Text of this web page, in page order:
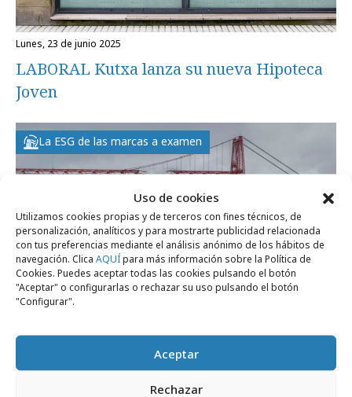
Uso de cookies
Utilizamos cookies propias y de terceros con fines técnicos, de
personalización, analíticos y para mostrarte publicidad relacionada
con tus preferencias mediante el análisis anónimo de los hábitos de
navegación. Clica AQUÍpara más información sobre la Política de
Cookies. Puedes aceptar todas las cookies pulsando el botón
"Aceptar" o configurarlas o rechazar su uso pulsando el botón
"Configurar".
Aceptar
Rechazar
lunes, 23 de junio 2025
LABORAL Kutxa lanza su nueva Hipoteca
Joven
La ESG de las marcas a examen
BBK "rompe" el puente de Bizkaia con
inteligencia artificial